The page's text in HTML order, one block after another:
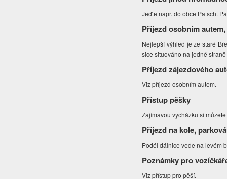
Jeďte např. do obce Patsch.
Příjezd osobním
Nejlepší výhled je ze staré
sice situováno na jedné
Příjezd zájezdového
Viz příjezd osobním autem.
Přístup pěšky
Zajímavou vycházku si
Příjezd na kole,
Podél dálnice vede na levém
Poznámky pro
Viz přístup pro pěší.